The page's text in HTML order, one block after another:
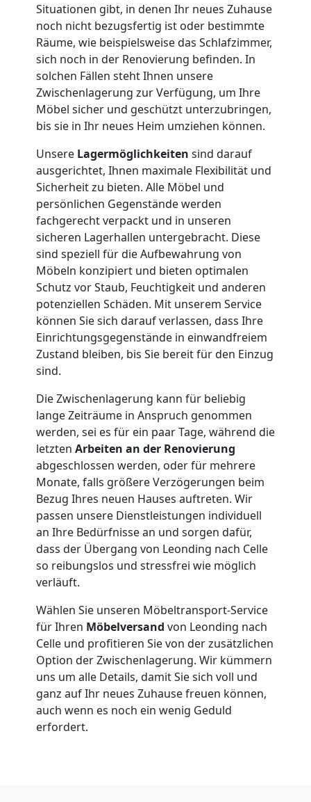
Situationen gibt, in denen Ihr neues Zuhause
noch nicht bezugsfertig ist oder bestimmte
Räume, wie beispielsweise das Schlafzimmer,
sich noch in der Renovierung befinden. In
solchen Fällen steht Ihnen unsere
Zwischenlagerung zur Verfügung, um Ihre
Möbel sicher und geschützt unterzubringen,
bis sie in Ihr neues Heim umziehen können.
Unsere Lagermöglichkeiten sind darauf
ausgerichtet, Ihnen maximale Flexibilität und
Sicherheit zu bieten. Alle Möbel und
persönlichen Gegenstände werden
fachgerecht verpackt und in unseren
sicheren Lagerhallen untergebracht. Diese
sind speziell für die Aufbewahrung von
Möbeln konzipiert und bieten optimalen
Schutz vor Staub, Feuchtigkeit und anderen
potenziellen Schäden. Mit unserem Service
können Sie sich darauf verlassen, dass Ihre
Einrichtungsgegenstände in einwandfreiem
Zustand bleiben, bis Sie bereit für den Einzug
sind.
Die Zwischenlagerung kann für beliebig
lange Zeiträume in Anspruch genommen
werden, sei es für ein paar Tage, während die
letzten Arbeiten an der Renovierung
abgeschlossen werden, oder für mehrere
Monate, falls größere Verzögerungen beim
Bezug Ihres neuen Hauses auftreten. Wir
passen unsere Dienstleistungen individuell
an Ihre Bedürfnisse an und sorgen dafür,
dass der Übergang von Leonding nach Celle
so reibungslos und stressfrei wie möglich
verläuft.
Wählen Sie unseren Möbeltransport-Service
für Ihren Möbelversand von Leonding nach
Celle und profitieren Sie von der zusätzlichen
Option der Zwischenlagerung. Wir kümmern
uns um alle Details, damit Sie sich voll und
ganz auf Ihr neues Zuhause freuen können,
auch wenn es noch ein wenig Geduld
erfordert.
Beiladung
International
Internationaler
Umzug
Nationaler
Umzug